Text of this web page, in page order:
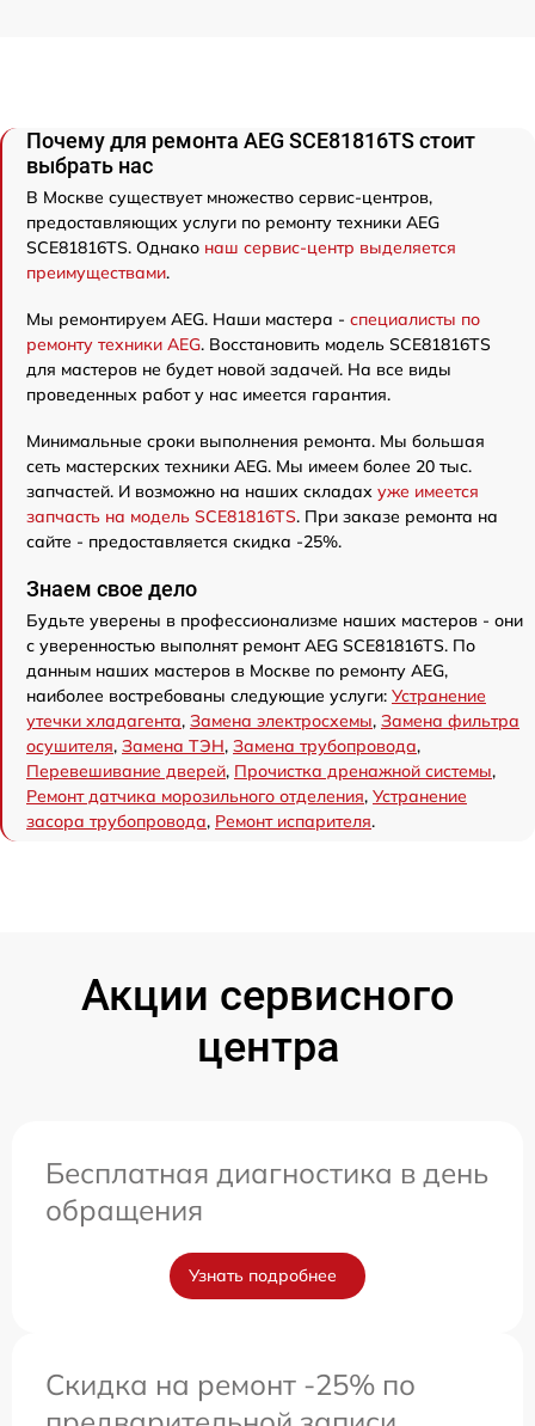
Почему для ремонта AEG SCE81816TS стоит
выбрать нас
В Москве существует множество сервис-центров,
предоставляющих услуги по ремонту техники AEG
SCE81816TS. Однако наш сервис-центр выделяется
преимуществами.
Мы ремонтируем AEG. Наши мастера - специалисты по
ремонту техники AEG. Восстановить модель SCE81816TS
для мастеров не будет новой задачей. На все виды
проведенных работ у нас имеется гарантия.
Минимальные сроки выполнения ремонта. Мы большая
сеть мастерских техники AEG. Мы имеем более 20 тыс.
запчастей. И возможно на наших складах уже имеется
запчасть на модель SCE81816TS. При заказе ремонта на
сайте - предоставляется скидка -25%.
Знаем свое дело
Будьте уверены в профессионализме наших мастеров - они
с уверенностью выполнят ремонт AEG SCE81816TS. По
данным наших мастеров в Москве по ремонту AEG,
наиболее востребованы следующие услуги: Устранение
утечки хладагента, Замена электросхемы, Замена фильтра
осушителя, Замена ТЭН, Замена трубопровода,
Перевешивание дверей, Прочистка дренажной системы,
Ремонт датчика морозильного отделения, Устранение
засора трубопровода, Ремонт испарителя.
Акции сервисного
центра
Бесплатная диагностика в день
обращения
Узнать подробнее
Скидка на ремонт -25% по